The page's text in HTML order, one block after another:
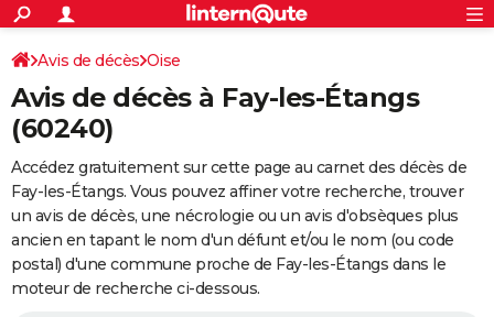
ACTUALITÉS
Politique
Société
Faits Divers
Education
Monde
Villes
+
SPORT
Coupe du monde 2026
Football
Tennis
Cyclisme
Rugby
Forum
FINANCE
Retraite
Impôts
Epargne
Immobilier
Risques naturels par ville
Banque
Assurance
Crédit
AUTO
Essais
Réserver un essai
Citadines
Berlines
SUV
Forum auto
+
HIGH-TECH
Mobiles
Meilleur smartphone
Internet
Ordinateurs
Jeux vidéo
Guide high-tech
+BRICOLAGE
Avis de décès Oise
Avis de décès à Fay-les-Étangs
(60240)
Accédez gratuitement sur cette page au carnet des décès de
Fay-les-Étangs. Vous pouvez affiner votre recherche, trouver
un avis de décès, une nécrologie ou un avis d'obsèques plus
ancien en tapant le nom d'un défunt et/ou le nom (ou code
postal) d'une commune proche de Fay-les-Étangs dans le
moteur de recherche ci-dessous.